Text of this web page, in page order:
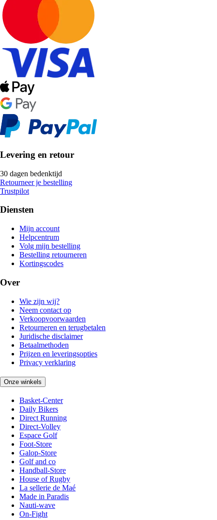
Levering en retour
30 dagen bedenktijd
Retourneer je bestelling
Trustpilot
Diensten
Mijn account
Helpcentrum
Volg mijn bestelling
Bestelling retourneren
Kortingscodes
Over
Wie zijn wij?
Neem contact op
Verkoopvoorwaarden
Retourneren en terugbetalen
Juridische disclaimer
Betaalmethoden
Prijzen en leveringsopties
Privacy verklaring
Onze winkels
Basket-Center
Daily Bikers
Direct Running
Direct-Volley
Espace Golf
Foot-Store
Galop-Store
Golf and co
Handball-Store
House of Rugby
La sellerie de Maé
Made in Paradis
Nauti-wave
On-Fight